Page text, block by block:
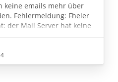
keine emails mehr über
Fehlermeldung: Fheler
der Mail Server hat keine
Cannot connect to SMTP
verstellt, war allerdings
Email-Empfang